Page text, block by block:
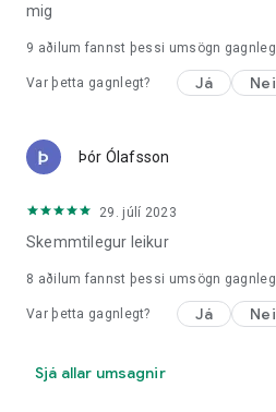
mig
9 aðilum fannst þessi umsögn gagnleg
Var þetta gagnlegt? Já Nei
Þór Ólafsson
29. júlí 2023
Skemmtilegur leikur
8 aðilum fannst þessi umsögn gagnleg
Var þetta gagnlegt? Já Nei
Sjá allar umsagnir